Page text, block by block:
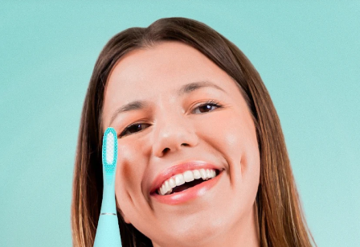
Perfil de usuário
Meus aparelhos
Meus pedidos
Meus endereços
As minhas subscrições
NOVIDADE
FAQ™ Pure Beauty-Tech Elixir
BREAKING NEWS
issa™ Teeth Whitening Set
Deutsch
Español
Français
Italiano
Português
Svenska
Русский
简体中文 繁體中文